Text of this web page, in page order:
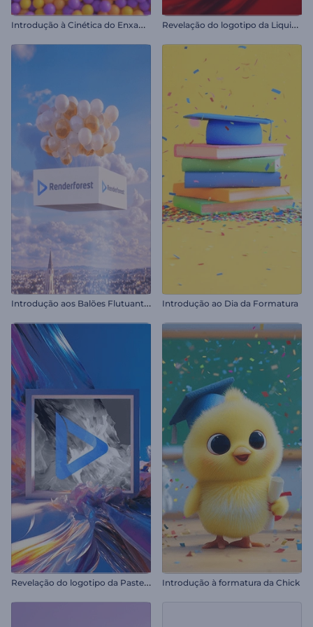
I
ntrodução à Cinética do Enxame de Esferas R
evelação do logotipo da Liquid Fusion
I
ntrodução aos Balões Flutuantes Introdução ao Dia da Formatura
R
evelação do logotipo da Pastel Art Introdução à formatura da Chick